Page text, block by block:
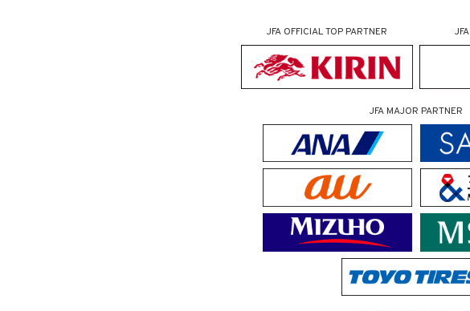
JFA OFFICIALTOP PARTNER
JFA MAJOR PARTNER